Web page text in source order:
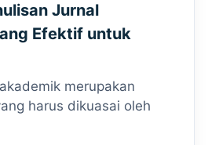
Jurnal
Efektif untuk
merupakan
harus dikuasai oleh